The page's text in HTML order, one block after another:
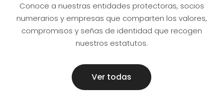
Conoce a nuestras entidades protectoras, socios
numerarios y empresas que comparten los valores,
compromisos y señas de identidad que recogen
nuestros estatutos.
Ver todas